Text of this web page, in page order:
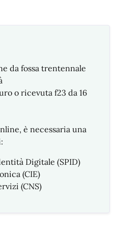
da fossa trentennale
o ricevuta f23 da 16
è necessaria una
Digitale (SPID)
(CIE)
(CNS)